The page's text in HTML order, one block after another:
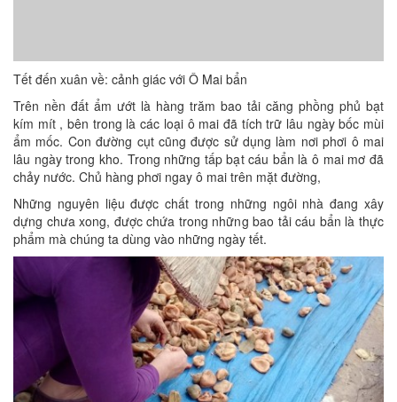
Tết đến xuân về: cảnh giác với Ô Mai bẩn
Trên nền đất ẩm ướt là hàng trăm bao tải căng phồng phủ bạt
kím mít , bên trong là các loại ô mai đã tích trữ lâu ngày bốc mùi
ẩm mốc. Con đường cụt cũng được sử dụng làm nơi phơi ô mai
lâu ngày trong kho. Trong những tấp bạt cáu bẩn là ô mai mơ đã
chảy nước. Chủ hàng phơi ngay ô mai trên mặt đường,
Những nguyên liệu được chất trong những ngôi nhà đang xây
dựng chưa xong, được chứa trong những bao tải cáu bẩn là thực
phẩm mà chúng ta dùng vào những ngày tết.